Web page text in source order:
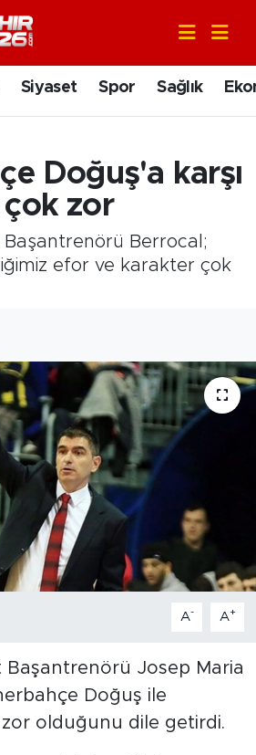
Siyaset Spor Sağlık
Doğuş'a karşı
zor
Başantrenörü Berrocal;
efor ve karakter çok
A- A+
Başantrenörü Josep Maria
Doğuş ile
zor olduğunu dile getirdi.
Durumu ve Fikstür